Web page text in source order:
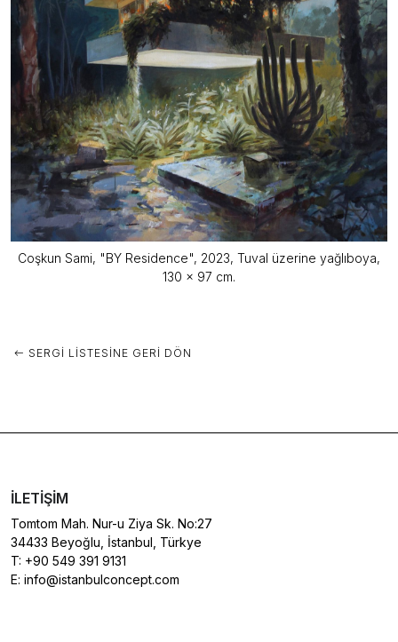
Coşkun Sami, "BY Residence", 2023, Tuval üzerine yağlıboya,
130 x 97 cm.
SERGI LISTESINE GERI DÖN
İLETIŞIM
Tomtom Mah. Nur-u Ziya Sk. No:27
34433 Beyoğlu, İstanbul, Türkye
T: +90 549 391 9131
E: info@istanbulconcept.com